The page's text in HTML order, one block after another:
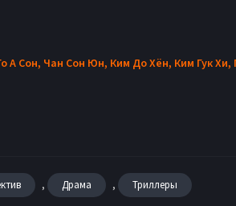
А Сон, Чан Сон Юн, Ким До Хён, Ким Гук Хи,
, Драма , Триллеры